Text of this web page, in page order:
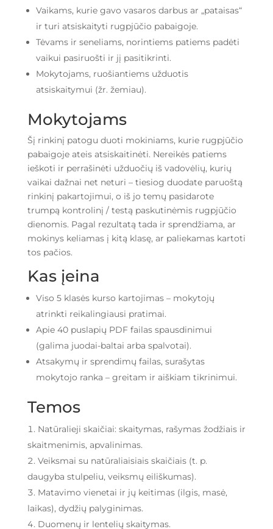
Vaikams, kurie gavo vasaros darbus ar „pataisas“
ir turi atsiskaityti rugpjūčio pabaigoje.
Tėvams ir seneliams, norintiems patiems padėti
vaikui pasiruošti ir jį pasitikrinti.
Mokytojams, ruošiantiems užduotis
atsiskaitymui (žr. žemiau).
Mokytojams
Šį rinkinį patogu duoti mokiniams, kurie rugpjūčio
pabaigoje ateis atsiskaitinėti. Nereikės patiems
ieškoti ir perrašinėti užduočių iš vadovėlių, kurių
vaikai dažnai net neturi – tiesiog duodate paruoštą
rinkinį pakartojimui, o iš jo temų pasidarote
trumpą kontrolinį / testą paskutinėmis rugpjūčio
dienomis. Pagal rezultatą tada ir sprendžiama, ar
mokinys keliamas į kitą klasę, ar paliekamas kartoti
tos pačios.
Kas įeina
Viso 5 klasės kurso kartojimas – mokytojų
atrinkti reikalingiausi pratimai.
Apie 40 puslapių PDF failas spausdinimui
(galima juodai-baltai arba spalvotai).
Atsakymų ir sprendimų failas, surašytas
mokytojo ranka – greitam ir aiškiam tikrinimui.
Temos
Natūralieji skaičiai: skaitymas, rašymas žodžiais ir
skaitmenimis, apvalinimas.
Veiksmai su natūraliaisiais skaičiais (t. p.
daugyba stulpeliu, veiksmų eiliškumas).
Matavimo vienetai ir jų keitimas (ilgis, masė,
laikas), dydžių palyginimas.
Duomenų ir lentelių skaitymas.